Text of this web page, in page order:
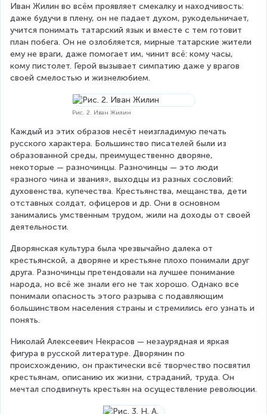
Иван Жилин во всём проявляет смекалку и находчивость:
даже будучи в плену, он не падает духом, рукодельничает,
учится понимать татарский язык и вместе с тем готовит
план побега. Он не озлобляется, мирные татарские жители
ему не враги, даже помогает им, чинит всё: кому часы,
кому пистолет. Герой вызывает симпатию даже у врагов
своей смелостью и жизнелюбием.
Рис. 2. Иван Жилин
Каждый из этих образов несёт неизгладимую печать
русского характера. Большинство писателей были из
образованной среды, преимущественно дворяне,
некоторые — разночинцы. Разночинцы — это люди
«разного чина и звания», выходцы из разных сословий:
духовенства, купечества. Крестьянства, мещанства, дети
отставных солдат, офицеров и др. Они в основном
занимались умственным трудом, жили на доходы от своей
деятельности.
Дворянская культура была чрезвычайно далека от
крестьянской, а дворяне и крестьяне плохо понимали друг
друга. Разночинцы претендовали на лучшее понимание
народа, но всё же знали его не так хорошо. Однако все
понимали опасность этого разрыва с подавляющим
большинством населения страны и стремились его узнать и
понять.
Николай Алексеевич Некрасов — незаурядная и яркая
фигура в русской литературе. Дворянин по
происхождению, он практически всё творчество посвятил
крестьянам, описанию их жизни, страданий, труда. Он
мечтал сподвигнуть крестьян на осуществление революции.